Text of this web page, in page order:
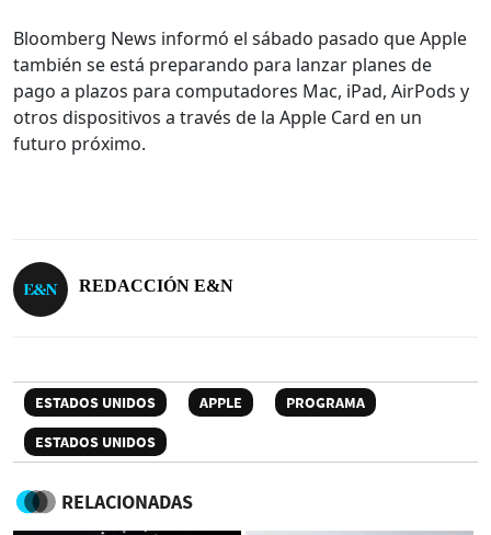
Bloomberg News informó el sábado pasado que Apple
también se está preparando para lanzar planes de
pago a plazos para computadores Mac, iPad, AirPods y
otros dispositivos a través de la Apple Card en un
futuro próximo.
REDACCIÓN E&N
ESTADOS UNIDOS APPLE
PROGRAMA
ESTADOS UNIDOS
RELACIONADAS